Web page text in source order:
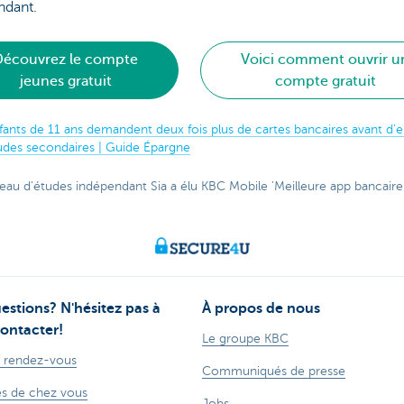
le compte
jeunes gratuit
Voici comment ouvrir
compte gratuit
de 11 ans demandent deux fois plus de cartes bancaires avant
secondaires | Guide Épargne
d'études indépendant Sia a élu KBC Mobile 'Meilleure app
N'hésitez pas à
rendez-vous
de chez vous
À propos de nous
Le groupe KBC
Communiqués de presse